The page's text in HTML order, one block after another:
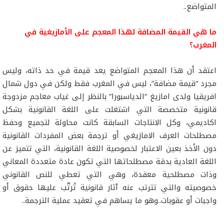
المتواضع..
ما هي القيمة المضافة لهذا المعجم على الأمازيغية في
المغرب؟
اعتقد أن هذا المعجم المتواضع يعد قيمة في حد ذاته، وليس
مجرد “قيمة مضافة”، ليس في المغرب فقط ولكن في دول شمال
افريقيا ولدى امازيغ “الدياسبورا” بالنظر إلى غياب معاجم مزدوجة
قانونية متخصصة التي اشتغلت على اللغة القانونية بشكل
اكاديمي، وكل الانتاجات السابقة كانت محاولة لتجميع وحفظ
مصطلحات العرف الامازيغي أو ترجمة بعض المفردات القانونية
دون الأخذ بعين الاعتبار لخصوصية اللغة القانونية، التي تتميز عن
اللغة العادية بدقة مصطلحاتها التي تكون عادة متعددة المعاني
وذات مصطلحية معقدة، وهي التي تعطي للنص القانوني
خصوصيته والتي تترتب عنه آثار قانونية تُرتّب عليها حقوق أو
واجبات أو عقوبات..وهو ما يساهم في تعقيد عملية الترجمة..